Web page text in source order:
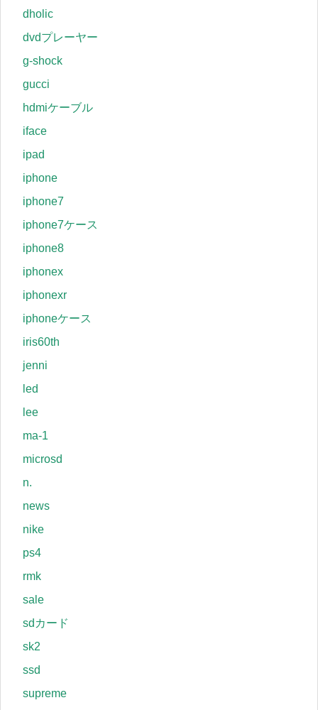
dholic
dvdプレーヤー
g-shock
gucci
hdmiケーブル
iface
ipad
iphone
iphone7
iphone7ケース
iphone8
iphonex
iphonexr
iphoneケース
iris60th
jenni
led
lee
ma-1
microsd
n.
news
nike
ps4
rmk
sale
sdカード
sk2
ssd
supreme